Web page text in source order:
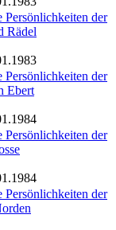
Persönlichkeiten der
Rädel
Persönlichkeiten der
Ebert
Persönlichkeiten der
Persönlichkeiten der